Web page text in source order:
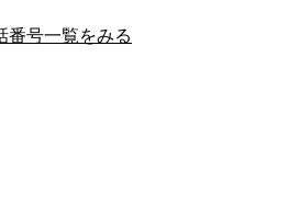
番号一覧をみる